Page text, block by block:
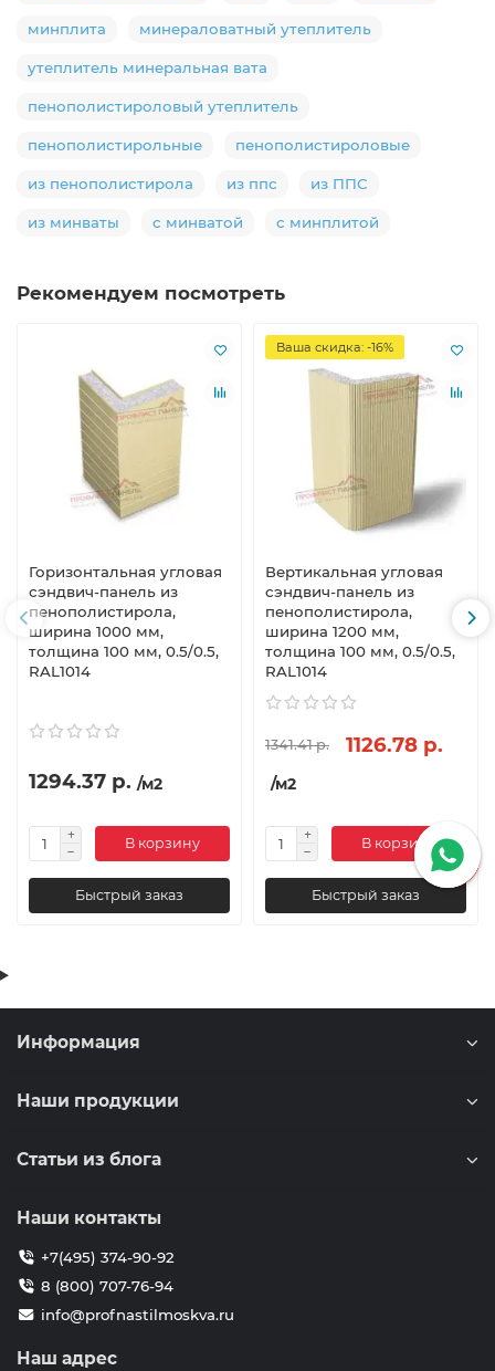
минплита минераловатный утеплитель
утеплитель минеральная вата
пенополистироловый утеплитель
пенополистирольные пенополистироловые
из пенополистирола из ппс из ППС
из минваты с минватой с минплитой
Рекомендуем посмотреть
Горизонтальная угловая
сэндвич-панель из
пенополистирола,
ширина 1000 мм,
толщина 100 мм, 0.5/0.5,
RAL1014
1294.37 р. /м2
В корзину
Быстрый заказ
Ваша скидка: -16%
Вертикальная угловая
сэндвич-панель из
пенополистирола,
ширина 1200 мм,
толщина 100 мм, 0.5/0.5,
RAL1014
1341.41 р. 1126.78 р.
/м2
В корзину
Быстрый заказ
Информация
Наши продукции
Статьи из блога
Наши контакты
+7(495) 374-90-92
8 (800) 707-76-94
info@profnastilmoskva.ru
Наш адрес